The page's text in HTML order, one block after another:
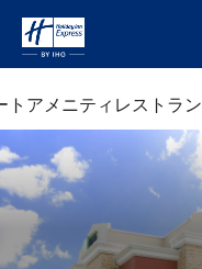
ト アメニティ レストラン